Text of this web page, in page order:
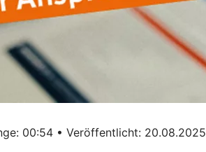
00:54 • Veröffentlicht: 20.08.2025